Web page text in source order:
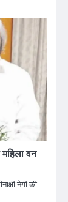
महिला वन
नेगी की